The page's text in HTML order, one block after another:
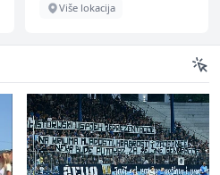
Sarajevo